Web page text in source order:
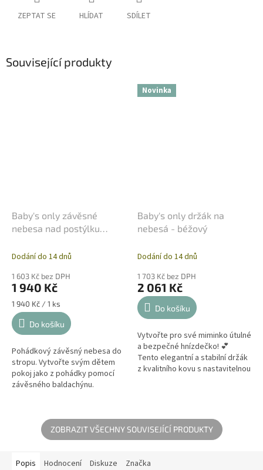
ZEPTAT SE HLÍDAT SDÍLET
Související produkty
Baby's only závěsné
nebesa nad postýlku
Dodání do 14 dnů
1 603 Kč bez DPH
1 940 Kč
Měrná
cena:
1 940 Kč / 1 ks
Do košíku
Pohádkový závěsný nebesa do
stropu. Vytvořte svým dětem
pokoj jako z pohádky pomocí
závěsného baldachýnu.
Novinka
Baby's only držák na
nebesá - béžový
Dodání do 14 dnů
1 703 Kč bez DPH
2 061 Kč
Do košíku
Vytvořte pro své miminko útulné
a bezpečné hnízdečko! 💕
Tento elegantní a stabilní držák
z kvalitního kovu s nastavitelnou
ZOBRAZIT VŠECHNY SOUVISEJÍCÍ PRODUKTY
Popis Hodnocení Diskuze Značka